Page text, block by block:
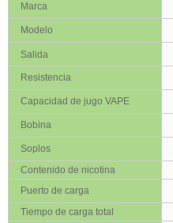
Marca
Modelo
Salida
Resistencia
Capacidad de jugo VAPE
Bobina
Soplos
Contenido de nicotina
Puerto de carga
Tiempo de carga total